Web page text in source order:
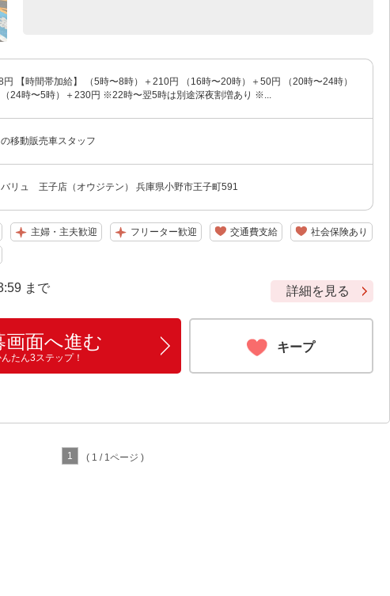
円 【時間帯加給】 （5時〜8時）＋210円 （16時〜20時）＋50円 （20時〜24時）
（24時〜5時）＋230円 ※22時〜翌5時は別途深夜割増あり ※...
移動販売車スタッフ
バリュ 王子店（オウジテン） 兵庫県小野市王子町591
主婦・主夫歓迎 フリーター歓迎 交通費支給 社会保険あり
まで 詳細を見る
画面へ進む
たん3ステップ！
キープ
1 ( 1 / 1ページ )